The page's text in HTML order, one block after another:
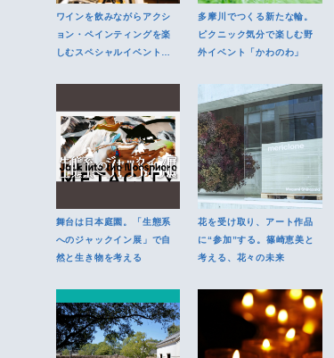
ワインを飲みながらアクシ
ョン・ペインティングを楽
しむスペシャルイベントに
多摩川でつくる新たな輪。
ピクニック気分で楽しむ野
外イベント「かわのわ」
舞台は日本庭園。「生態系
へのジャックイン展」で自
然と生き物を考える
花を受け取り、アート作品
に“参加”する。篠崎恵美と
考える、花々の未来